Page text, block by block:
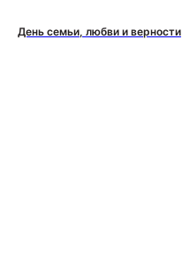
День семьи, любви и верности